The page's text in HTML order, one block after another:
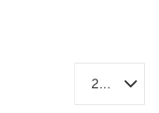
24 p